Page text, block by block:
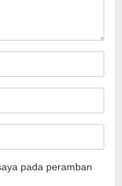
pada peramban